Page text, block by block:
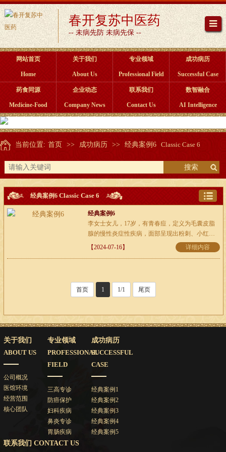
春开复苏中医药
-- 未病先防 未病先保 --
网站首页
Home
关于我们
About Us
专业领域
Professional Field
成功病历
Successful Case
药食同源
Medicine-Food
企业动态
Company News
联系我们
Contact Us
数智融合
AI Intelligence
当前位置: 首页 >> 成功病历 >> 经典案例6 Classic Case 6
搜索
经典案例6 Classic Case 6
经典案例6
李女士女儿，17岁，有青春痘，定义为毛囊皮脂
腺的慢性炎症性疾病，面部呈现出粉刺、小红疙
瘩、脓包并伴随着皮肤油腻等症状，脉象为脉右
关弦，略大。于2025年1月开始治疗，为此我们结
【2024-07-16】 详细内容
首页 1 1/1 尾页
关于我们
ABOUT US
公司概况
医馆环境
经营范围
核心团队
专业领域
PROFESSIONAL
FIELD
三高专诊
防癌保护
妇科疾病
鼻炎专诊
胃肠疾病
成功病历
SUCCESSFUL
CASE
经典案例1
经典案例2
经典案例3
经典案例4
经典案例5
联系我们 CONTACT US